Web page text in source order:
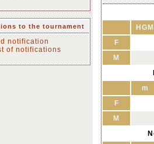
to the tournament
notification
of notifications
HGM
F
M
m
F
M